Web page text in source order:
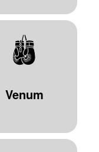
Venum